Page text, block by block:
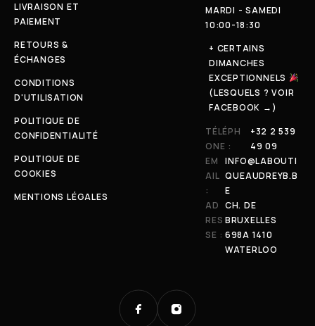
LIVRAISON ET
PAIEMENT
RETOURS &
ÉCHANGES
CONDITIONS
D'UTILISATION
POLITIQUE DE
CONFIDENTIALITÉ
POLITIQUE DE
COOKIES
MENTIONS LÉGALES
MARDI - SAMEDI
10:00-18:30
+ CERTAINS
DIMANCHES
EXCEPTIONNELS
(LESQUELS ? VOIR
FACEBOOK →)
TÉLÉPH
ONE :
+32 2 539
49 09
EM
AIL
:
INFO@LABOUTI
QUEAUDREYB.B
E
AD
RES
SE :
CH. DE
BRUXELLES
698A 1410
WATERLOO